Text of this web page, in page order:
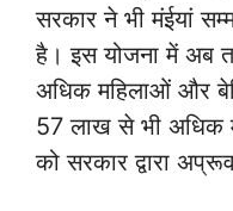
सरकार ने भी मंईयां
है। इस योजना में अब
अधिक महिलाओं और
57 लाख से भी अधिक
को सरकार द्वारा